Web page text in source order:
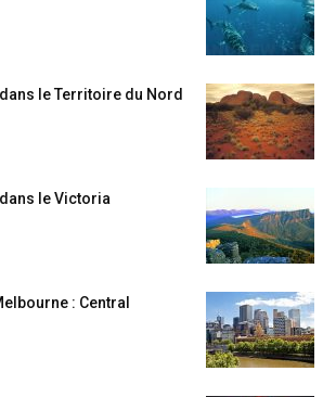
le Territoire du Nord
le Victoria
: Central